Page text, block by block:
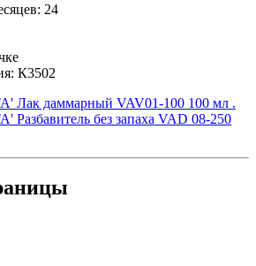
24
К3502
Лак даммарный VAV01-100 100 мл .
Разбавитель без запаха VAD 08-250